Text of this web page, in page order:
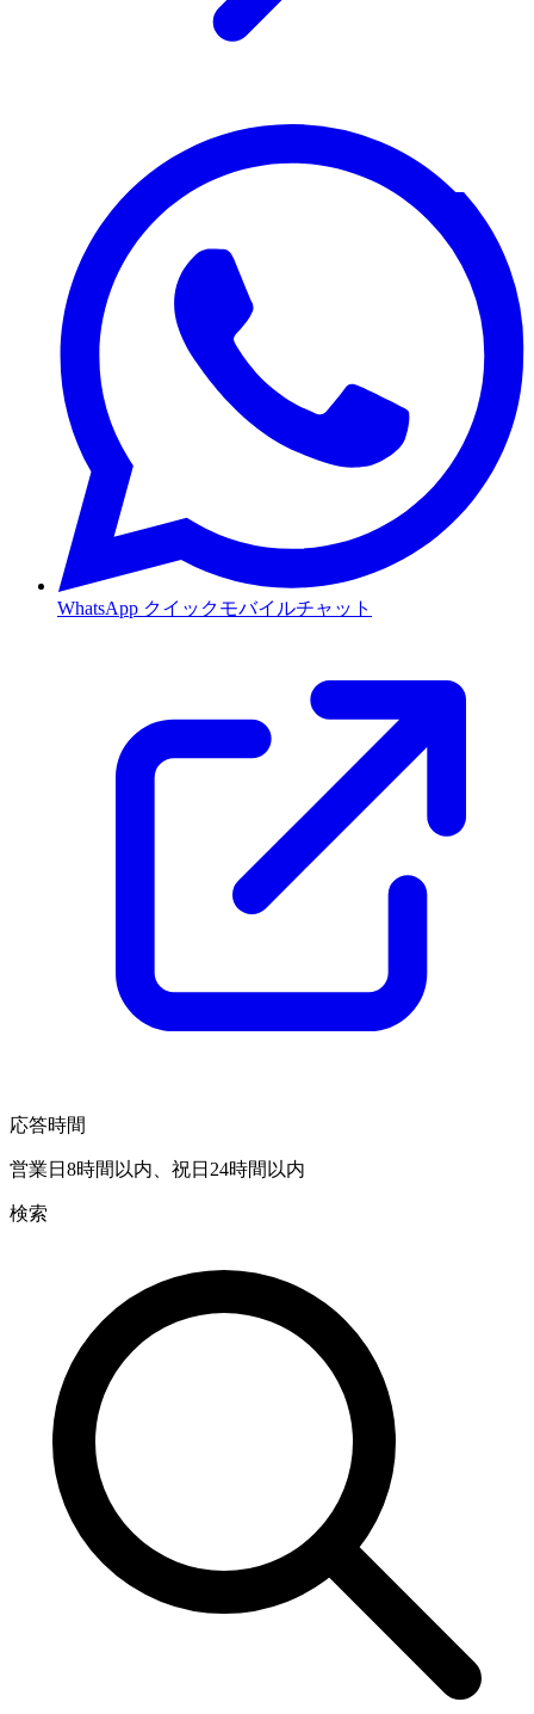
WhatsApp クイックモバイルチャット
応答時間
営業日8時間以内、祝日24時間以内
検索